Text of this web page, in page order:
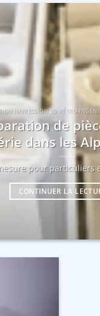
IMPRESSION 3D RÉTRO-
de
dans les
pour particuliers
CONTINUER LA